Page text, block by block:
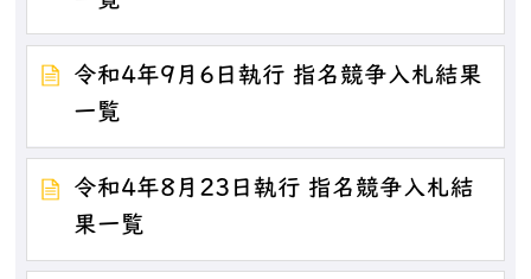
令和4年9月6日執行 指名競争入札結果
一覧
令和4年8月23日執行 指名競争入札結
果一覧